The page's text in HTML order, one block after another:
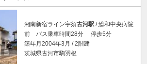
湘南新宿ライン宇須古河駅 / 総和中央病院
前 バス乗車時間28分 停歩5分
築年月2004年3月 / 2階建
茨城県古河市駒羽根